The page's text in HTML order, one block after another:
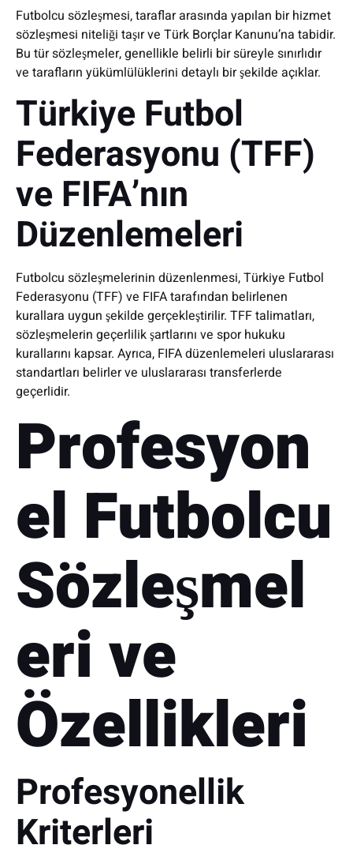
Futbolcu sözleşmesi, taraflar arasında yapılan bir hizmet
sözleşmesi niteliği taşır ve Türk Borçlar Kanunu’na tabidir.
Bu tür sözleşmeler, genellikle belirli bir süreyle sınırlıdır
ve tarafların yükümlülüklerini detaylı bir şekilde açıklar.
Türkiye Futbol
Federasyonu (TFF)
ve FIFA’nın
Düzenlemeleri
Futbolcu sözleşmelerinin düzenlenmesi, Türkiye Futbol
Federasyonu (TFF) ve FIFA tarafından belirlenen
kurallara uygun şekilde gerçekleştirilir. TFF talimatları,
sözleşmelerin geçerlilik şartlarını ve spor hukuku
kurallarını kapsar. Ayrıca, FIFA düzenlemeleri uluslararası
standartları belirler ve uluslararası transferlerde
geçerlidir.
Profesyon
el Futbolcu
Sözleşmel
eri ve
Özellikleri
Profesyonellik
Kriterleri